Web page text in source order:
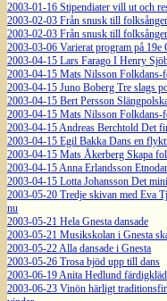
2003-01-16 Stipendiater vill ut och
2003-02-03 Från snusk till
2003-02-03 Från snusk till folksånger
2003-03-06 Varierat program på 19e
2003-04-15 Lars Farago I Henry
2003-04-15 Mats Nilsson Folkdans-
2003-04-15 Juno Boberg Tre slags
2003-04-15 Bert Persson
2003-04-15 Mats Nilsson Folkdans-
2003-04-15 Andreas Berchtold Det
2003-04-15 Egil Bakka Dans en
2003-04-15 Mats Åkerberg Skapa
2003-04-15 Anna Erlandsson
2003-04-15 Lotta Johansson Det
2003-05-20 Tredje skivan med Eva
nu
2003-05-21 Hela Gnesta dansade
2003-05-21 Musikskolan i Gnesta
2003-05-22 Alla dansade i Gnesta
2003-05-26 Trosa bjöd upp till dans
2003-06-19 Anita Hedlund
2003-06-23 Vinön härligt